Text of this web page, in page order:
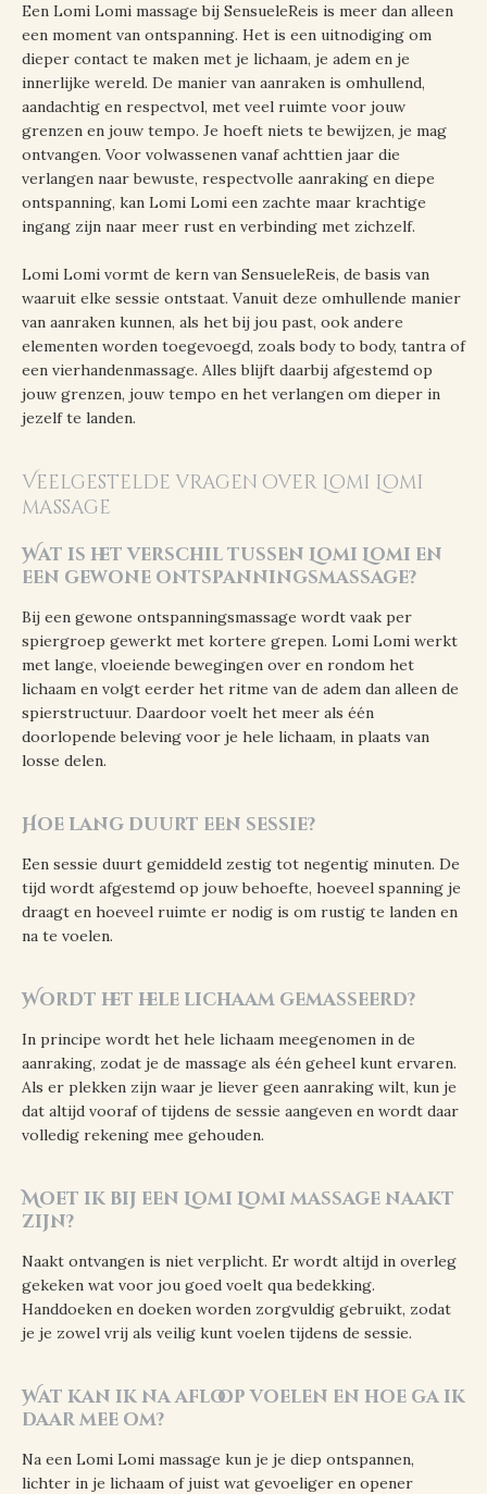
Een Lomi Lomi massage bij SensueleReis is meer dan alleen
een moment van ontspanning. Het is een uitnodiging om
dieper contact te maken met je lichaam, je adem en je
innerlijke wereld. De manier van aanraken is omhullend,
aandachtig en respectvol, met veel ruimte voor jouw
grenzen en jouw tempo. Je hoeft niets te bewijzen, je mag
ontvangen. Voor volwassenen vanaf achttien jaar die
verlangen naar bewuste, respectvolle aanraking en diepe
ontspanning, kan Lomi Lomi een zachte maar krachtige
ingang zijn naar meer rust en verbinding met zichzelf.
Lomi Lomi vormt de kern van SensueleReis, de basis van
waaruit elke sessie ontstaat. Vanuit deze omhullende manier
van aanraken kunnen, als het bij jou past, ook andere
elementen worden toegevoegd, zoals body to body, tantra of
een vierhandenmassage. Alles blijft daarbij afgestemd op
jouw grenzen, jouw tempo en het verlangen om dieper in
jezelf te landen.
Veelgestelde vragen over Lomi Lomi
massage
Wat is het verschil tussen Lomi Lomi en
een gewone ontspanningsmassage?
Bij een gewone ontspanningsmassage wordt vaak per
spiergroep gewerkt met kortere grepen. Lomi Lomi werkt
met lange, vloeiende bewegingen over en rondom het
lichaam en volgt eerder het ritme van de adem dan alleen de
spierstructuur. Daardoor voelt het meer als één
doorlopende beleving voor je hele lichaam, in plaats van
losse delen.
Hoe lang duurt een sessie?
Een sessie duurt gemiddeld zestig tot negentig minuten. De
tijd wordt afgestemd op jouw behoefte, hoeveel spanning je
draagt en hoeveel ruimte er nodig is om rustig te landen en
na te voelen.
Wordt het hele lichaam gemasseerd?
In principe wordt het hele lichaam meegenomen in de
aanraking, zodat je de massage als één geheel kunt ervaren.
Als er plekken zijn waar je liever geen aanraking wilt, kun je
dat altijd vooraf of tijdens de sessie aangeven en wordt daar
volledig rekening mee gehouden.
Moet ik bij een Lomi Lomi massage naakt
zijn?
Naakt ontvangen is niet verplicht. Er wordt altijd in overleg
gekeken wat voor jou goed voelt qua bedekking.
Handdoeken en doeken worden zorgvuldig gebruikt, zodat
je je zowel vrij als veilig kunt voelen tijdens de sessie.
Wat kan ik na afloop voelen en hoe ga ik
daar mee om?
Na een Lomi Lomi massage kun je je diep ontspannen,
lichter in je lichaam of juist wat gevoeliger en opener